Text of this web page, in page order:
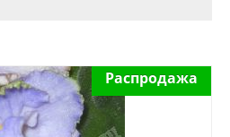
Распродажа